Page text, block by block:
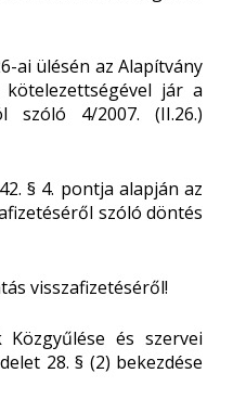
ai ülésén az Alapítvány
jár a
szóló 4/2007. (II.26.)
§ 4. pontja alapján az
szóló döntés
visszafizetéséről!
és szervei
28. § (2) bekezdése